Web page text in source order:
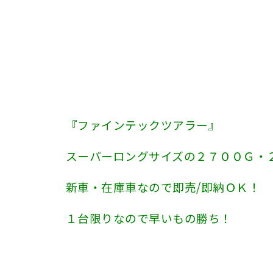
『ファインテックツアラー』
スーパーロングサイズの２７００Ｇ
新車・在庫車なので即売/即納ＯＫ！
１台限りなので早いもの勝ち！